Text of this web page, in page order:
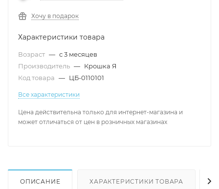
Хочу в подарок
Характеристики товара
Возраст — с 3 месяцев
Производитель — Крошка Я
Код товара — ЦБ-0110101
Все характеристики
Цена действительна только для интернет-магазина и
может отличаться от цен в розничных магазинах
ОПИСАНИЕ ХАРАКТЕРИСТИКИ ТОВАРА